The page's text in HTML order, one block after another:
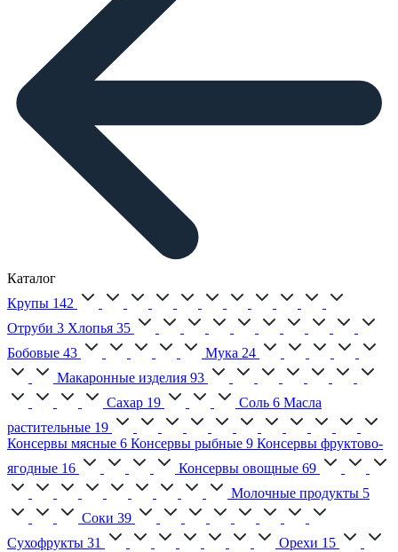
Каталог
Крупы 142
Отруби 3 Хлопья 35
Бобовые 43 Мука 24
Макаронные изделия 93
Сахар 19 Соль 6 Масла
растительные 19
Консервы мясные 6 Консервы рыбные 9 Консервы фруктово-
ягодные 16 Консервы овощные 69
Молочные продукты 5
Соки 39
Сухофрукты 31 Орехи 15